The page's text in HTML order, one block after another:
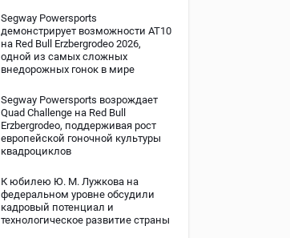
Segway Powersports
демонстрирует возможности AT10
на Red Bull Erzbergrodeo 2026,
одной из самых сложных
внедорожных гонок в мире
Segway Powersports возрождает
Quad Challenge на Red Bull
Erzbergrodeo, поддерживая рост
европейской гоночной культуры
квадроциклов
К юбилею Ю. М. Лужкова на
федеральном уровне обсудили
кадровый потенциал и
технологическое развитие страны